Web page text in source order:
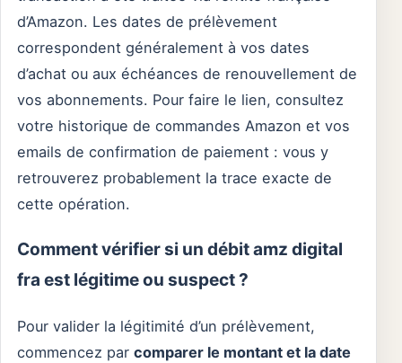
d’Amazon. Les dates de prélèvement
correspondent généralement à vos dates
d’achat ou aux échéances de renouvellement de
vos abonnements. Pour faire le lien, consultez
votre historique de commandes Amazon et vos
emails de confirmation de paiement : vous y
retrouverez probablement la trace exacte de
cette opération.
Comment vérifier si un débit amz digital
fra est légitime ou suspect ?
Pour valider la légitimité d’un prélèvement,
commencez par comparer le montant et la date